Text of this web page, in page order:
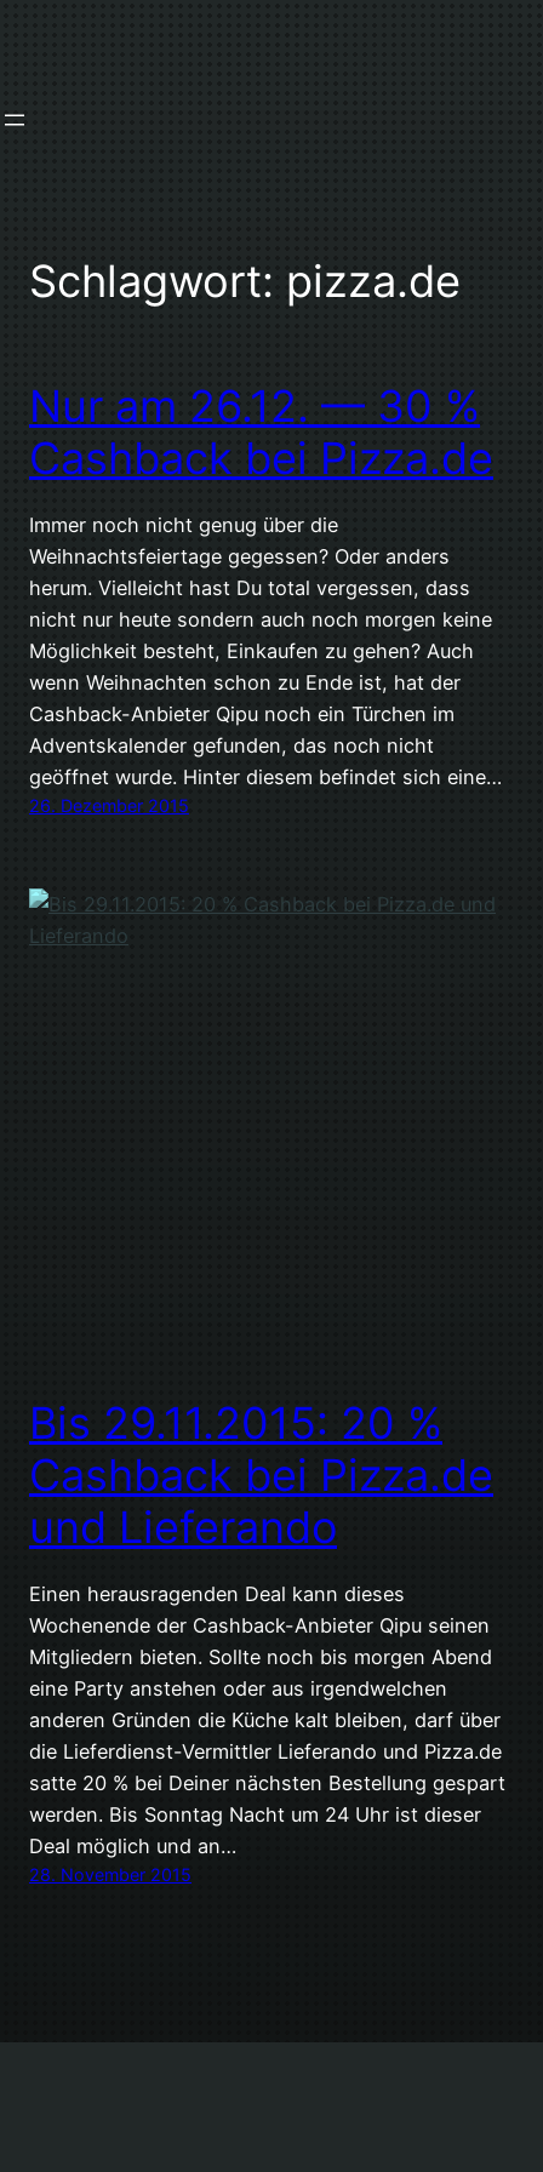
Schlagwort: pizza.de
Nur am 26.12. — 30 %
Cashback bei Pizza.de
Immer noch nicht genug über die
Weihnachtsfeiertage gegessen? Oder anders
herum. Vielleicht hast Du total vergessen, dass
nicht nur heute sondern auch noch morgen keine
Möglichkeit besteht, Einkaufen zu gehen? Auch
wenn Weihnachten schon zu Ende ist, hat der
Cashback-Anbieter Qipu noch ein Türchen im
Adventskalender gefunden, das noch nicht
geöffnet wurde. Hinter diesem befindet sich eine…
26. Dezember 2015
Bis 29.11.2015: 20 %
Cashback bei Pizza.de
und Lieferando
Einen herausragenden Deal kann dieses
Wochenende der Cashback-Anbieter Qipu seinen
Mitgliedern bieten. Sollte noch bis morgen Abend
eine Party anstehen oder aus irgendwelchen
anderen Gründen die Küche kalt bleiben, darf über
die Lieferdienst-Vermittler Lieferando und Pizza.de
satte 20 % bei Deiner nächsten Bestellung gespart
werden. Bis Sonntag Nacht um 24 Uhr ist dieser
Deal möglich und an…
28. November 2015